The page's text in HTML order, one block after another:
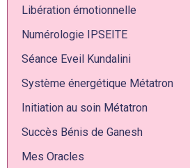
Libération émotionnelle
Numérologie IPSEITE
Séance Eveil Kundalini
Système énergétique Métatron
Initiation au soin Métatron
Succès Bénis de Ganesh
Mes Oracles